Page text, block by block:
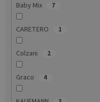
Baby Mix 7
CARETERO 1
Colzani 2
Graco 4